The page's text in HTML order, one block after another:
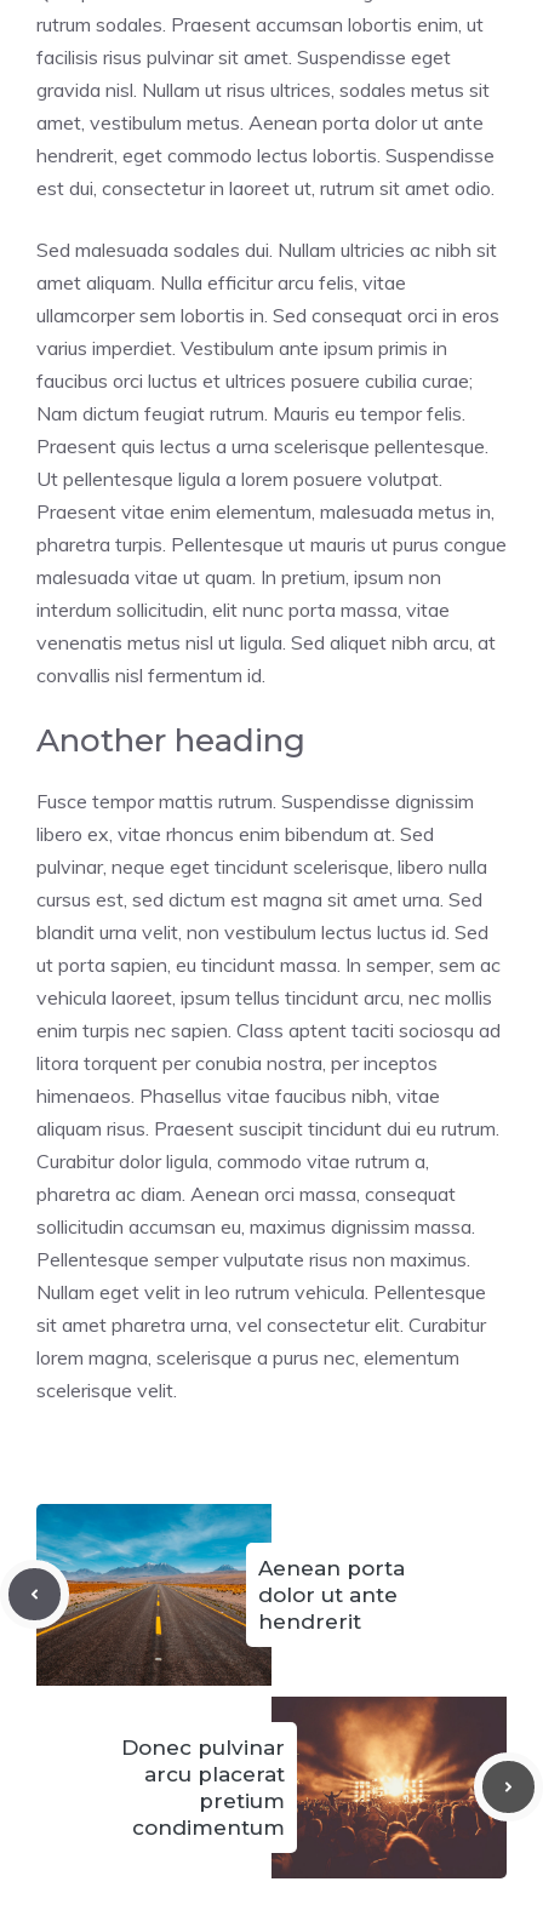
rutrum sodales. Praesent accumsan lobortis enim, ut
facilisis risus pulvinar sit amet. Suspendisse eget
gravida nisl. Nullam ut risus ultrices, sodales metus sit
amet, vestibulum metus. Aenean porta dolor ut ante
hendrerit, eget commodo lectus lobortis. Suspendisse
est dui, consectetur in laoreet ut, rutrum sit amet odio.
Sed malesuada sodales dui. Nullam ultricies ac nibh sit
amet aliquam. Nulla efficitur arcu felis, vitae
ullamcorper sem lobortis in. Sed consequat orci in eros
varius imperdiet. Vestibulum ante ipsum primis in
faucibus orci luctus et ultrices posuere cubilia curae;
Nam dictum feugiat rutrum. Mauris eu tempor felis.
Praesent quis lectus a urna scelerisque pellentesque.
Ut pellentesque ligula a lorem posuere volutpat.
Praesent vitae enim elementum, malesuada metus in,
pharetra turpis. Pellentesque ut mauris ut purus congue
malesuada vitae ut quam. In pretium, ipsum non
interdum sollicitudin, elit nunc porta massa, vitae
venenatis metus nisl ut ligula. Sed aliquet nibh arcu, at
convallis nisl fermentum id.
Another heading
Fusce tempor mattis rutrum. Suspendisse dignissim
libero ex, vitae rhoncus enim bibendum at. Sed
pulvinar, neque eget tincidunt scelerisque, libero nulla
cursus est, sed dictum est magna sit amet urna. Sed
blandit urna velit, non vestibulum lectus luctus id. Sed
ut porta sapien, eu tincidunt massa. In semper, sem ac
vehicula laoreet, ipsum tellus tincidunt arcu, nec mollis
enim turpis nec sapien. Class aptent taciti sociosqu ad
litora torquent per conubia nostra, per inceptos
himenaeos. Phasellus vitae faucibus nibh, vitae
aliquam risus. Praesent suscipit tincidunt dui eu rutrum.
Curabitur dolor ligula, commodo vitae rutrum a,
pharetra ac diam. Aenean orci massa, consequat
sollicitudin accumsan eu, maximus dignissim massa.
Pellentesque semper vulputate risus non maximus.
Nullam eget velit in leo rutrum vehicula. Pellentesque
sit amet pharetra urna, vel consectetur elit. Curabitur
lorem magna, scelerisque a purus nec, elementum
scelerisque velit.
Aenean porta
dolor ut ante
hendrerit
Donec pulvinar
arcu placerat
pretium
condimentum